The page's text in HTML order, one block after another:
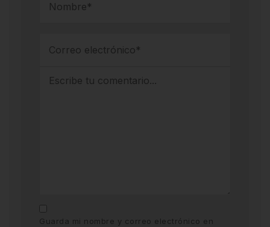
Guarda mi nombre y correo electrónico en